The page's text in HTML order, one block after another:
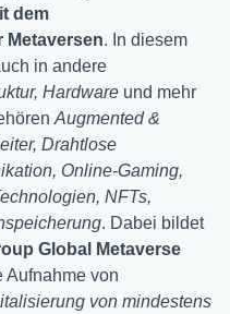
dem
Metaversen. In diesem
in andere
Hardware und mehr
Augmented &
Drahtlose
Online-Gaming,
NFTs,
. Dabei bildet
Global Metaverse
Aufnahme von
von mindestens